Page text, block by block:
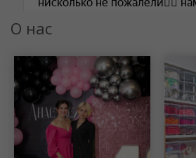
О нас